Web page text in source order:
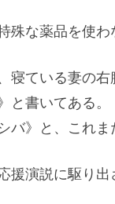
な薬品を使わ
寝ている妻の
と書いてある
》と、これま
演説に駆り出